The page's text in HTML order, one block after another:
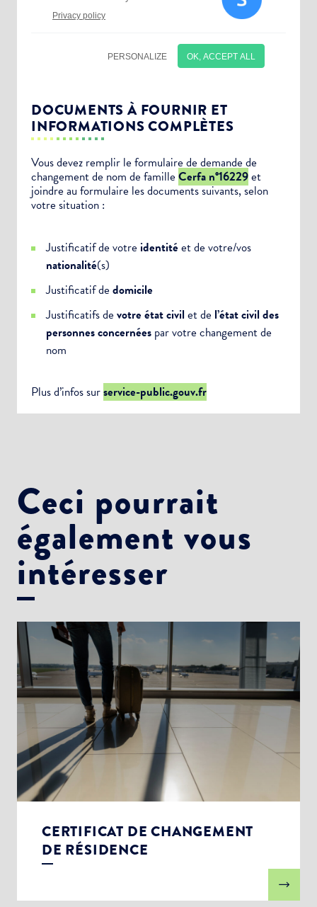
DOCUMENTS À FOURNIR ET
INFORMATIONS COMPLÈTES
Vous devez remplir le formulaire de demande de
changement de nom de famille Cerfa n°16229et
joindre au formulaire les documents suivants, selon
votre situation :
Justificatif de votre identitéet de votre/vos
nationalité(s)
Justificatif de domicile
Justificatifs de votre état civilet de l’état civil des
personnes concernées par votre changement de
nom
Plus d’infos surservice-public.gouv.fr
Ceci pourrait
également vous
intéresser
CERTIFICAT DE CHANGEMENT
DE RÉSIDENCE
Choisissez votre abonnement :
Alertes Mail
Newsletter Sport et Vie associative